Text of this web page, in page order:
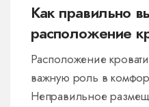
Как правильно
расположение
Расположение
важную роль в
Неправильное